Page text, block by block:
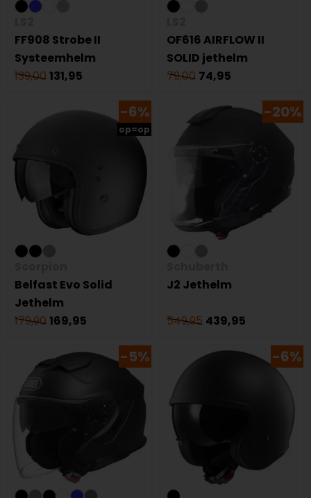
FF908 Strobe II
Systeemhelm
139,00 131,95
OF616 AIRFLOW II
SOLID jethelm
79,00 74,95
-6%
op=op
Belfast Evo Solid
Jethelm
179,90 169,95
-20%
J2 Jethelm
549,95 439,95
-5% -6%